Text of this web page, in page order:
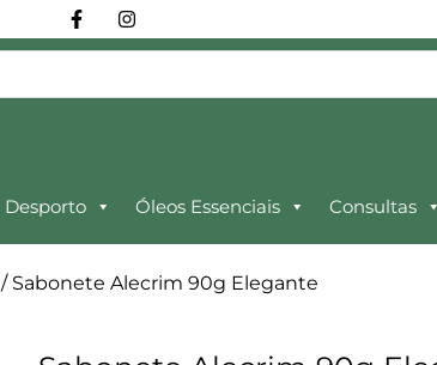
Desporto Óleos Essenciais Consultas
/ Sabonete Alecrim 90g Elegante